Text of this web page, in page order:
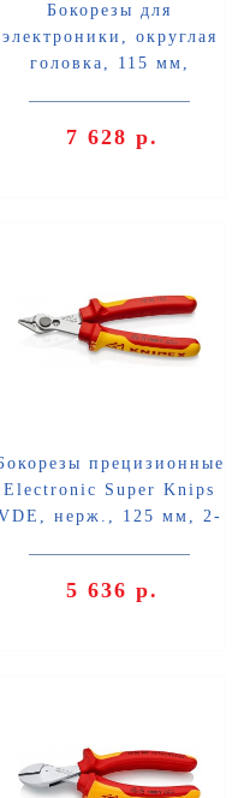
Бокорезы для
электроники, округлая
головка, 115 мм,
7 628 р.
прецизионные
Electronic Super Knips
нерж., 125 мм, 2-
7806125SB
5 636 р.